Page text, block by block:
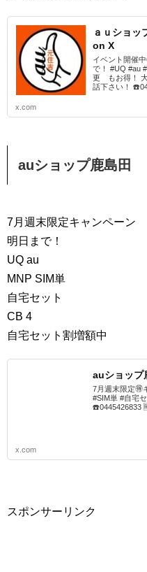
ａｕショ
on X
イベント開催
で！ #UQ #au
更 もお得！ 大
話下さい！
x.com
auショップ鹿島田
7月週末限定キャンペーン
明日まで！
UQ au
MNP SIM単
自宅セット
CB 4
自宅セット割増額中
auショッ
7月週末限定🉐
#SIM単 #自宅
☎️0445426833
x.com
スポンサーリンク